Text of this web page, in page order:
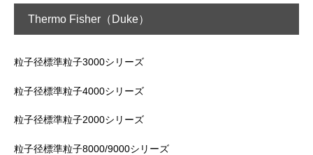
Thermo Fisher（Duke）
粒子径標準粒子3000シリーズ
粒子径標準粒子4000シリーズ
粒子径標準粒子2000シリーズ
粒子径標準粒子8000/9000シリーズ